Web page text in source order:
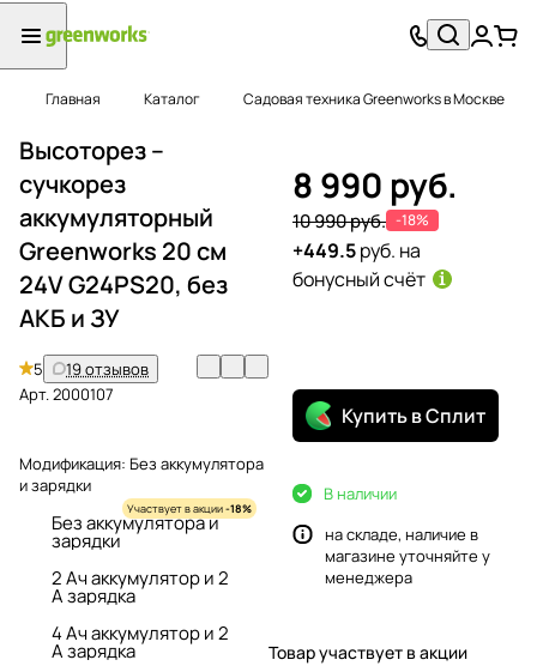
Главная Каталог Садовая техника Greenworks в Москве
Высоторез –
сучкорез
аккумуляторный
Greenworks 20 см
24V G24PS20, без
АКБ и ЗУ
5
19 отзывов
Арт.2000107
Модификация: Без аккумулятора
и зарядки
Участвует в акции-18%
Без аккумулятора и
зарядки
2 Ач аккумулятор и 2
А зарядка
4 Ач аккумулятор и 2
А зарядка
8 990 руб.
10 990 руб. -18%
+449.5руб. на
бонусный счёт
Купить в Сплит
В наличии
на складе, наличие в
магазине уточняйте у
менеджера
Товар участвует в акции